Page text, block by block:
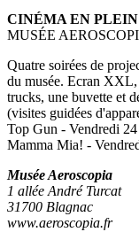
CINÉMA EN
MUSÉE
Quatre soirées de
du musée. Ecran XXL,
trucks, une buvette et
(visites guidées
Top Gun - Vendredi
Mamma Mia! -
Musée Aeroscopia
1 allée André Turcat
31700 Blagnac
www.aeroscopia.fr